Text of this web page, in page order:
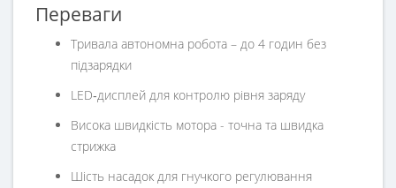
Переваги
Тривала автономна робота – до 4 годин без
підзарядки
LED‑дисплей для контролю рівня заряду
Висока швидкість мотора - точна та швидка
стрижка
Шість насадок для гнучкого регулювання